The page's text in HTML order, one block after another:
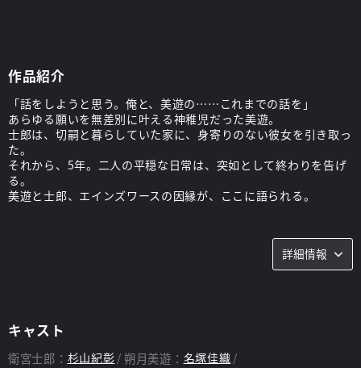
作品紹介
「話をしようと思う。俺と、美遊の……これまでの話を」
あらゆる願いを無差別に叶える神稚児だった美遊。
士郎は、切嗣と暮らしていた家に、身寄りのない彼女を引き取っ
た。
それから、5年。二人の平穏な日常は、突如として終わりを告げ
る。
美遊と士郎、エインズワースの因縁が、ここに語られる。
詳細情報
キャスト
衛宮士郎： 杉山紀彰 朔月美遊： 名塚佳織